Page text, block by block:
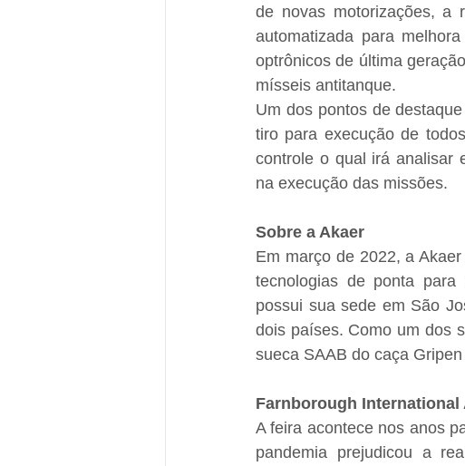
de novas motorizações, a
automatizada para
optrônicos de última
mísseis antitanque.
Um dos pontos de
tiro para execução de
controle o qual irá analisar
na execução das missões.
Sobre a Akaer
Em março de 2022, a
tecnologias de ponta
possui sua sede em São
dois países. Como um dos
sueca SAAB do caça
Farnborough International
A feira acontece nos anos
pandemia prejudicou a